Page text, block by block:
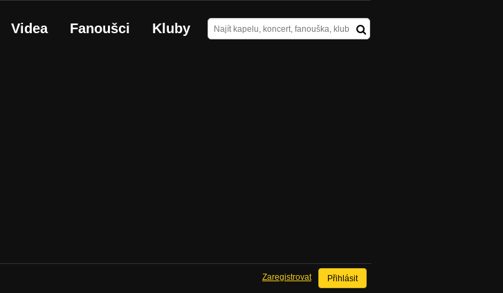
Videa Fanoušci Kluby
Přihlásit
Zaregistrovat